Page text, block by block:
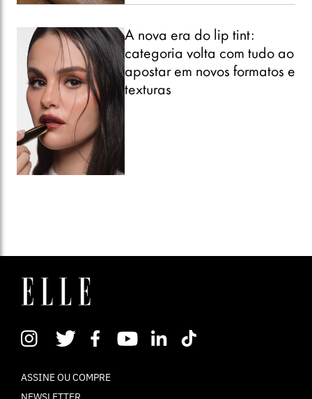
A nova era do lip tint:
categoria volta com tudo ao
apostar em novos formatos e
texturas
ASSINE OU COMPRE